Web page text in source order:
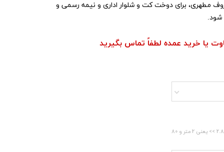
مطهری، برای دوخت کت و شلوار اداری و نیمه رسمی و
شود.
یا خرید عمده لطفاً تماس بگیرید
مقدار را برحسب متر وارد نمایید. (مثال: مقدار 2.8 >> یعنی 2 متر و 80